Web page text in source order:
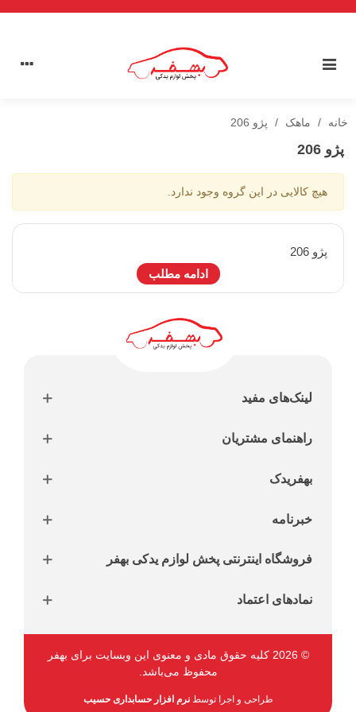
خانه / ماهک / پژو 206
پژو 206
هیچ کالایی در این گروه وجود ندارد.
پژو 206
ادامه مطلب
لینک‌های مفید
راهنمای مشتریان
بهفریدک
خبرنامه
فروشگاه اینترنتی پخش لوازم یدکی بهفر
نمادهای اعتماد
طراحی و اجرا توسطنرم افزار حسابداری حسیب
© 2026 کلیه حقوق مادی و معنوی این وبسایت برای بهفر
محفوظ می‌باشد.